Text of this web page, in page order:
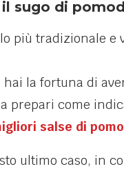
sugo di
più tradizionale
hai la fortuna di
prepari come
salse di
ultimo caso, in